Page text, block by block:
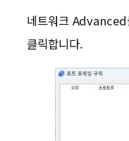
네트워크 Advanced
클릭합니다.